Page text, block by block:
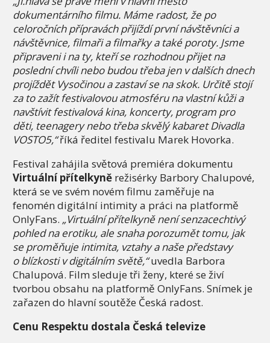
dokumentárního filmu. Máme radost, že po
celoročních přípravách přijíždí první návštěvníci a
návštěvnice, filmaři a filmařky a také poroty. Jsme
připraveni i na ty, kteří se rozhodnou přijet na
poslední chvíli nebo budou třeba jen v dalších dnech
projíždět Vysočinou a zastaví se na skok. Určitě stojí
za to zažít festivalovou atmosféru na vlastní kůži a
navštívit festivalová kina, koncerty, program pro
děti, teenagery nebo třeba skvělý kabaret Divadla
VOSTO5,“říká ředitel festivalu Marek Hovorka.
Festival zahájila světová premiéra dokumentu
Virtuální přítelkyně režisérky Barbory Chalupové,
která se ve svém novém filmu zaměřuje na
fenomén digitální intimity a práci na platformě
OnlyFans. „Virtuální přítelkyně není senzacechtivý
pohled na erotiku, ale snaha porozumět tomu, jak
se proměňuje intimita, vztahy a naše představy
o blízkosti v digitálním světě,“uvedla Barbora
Chalupová. Film sleduje tři ženy, které se živí
tvorbou obsahu na platformě OnlyFans. Snímek je
zařazen do hlavní soutěže Česká radost.
Cenu Respektu dostala Česká televize